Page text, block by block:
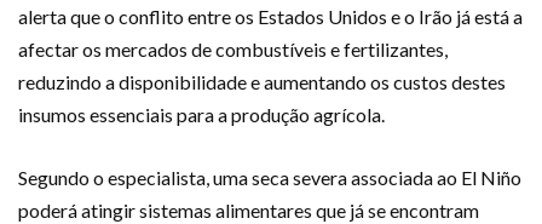
alerta que o conflito entre os Estados Unidos e o Irão já está a
afectar os mercados de combustíveis e fertilizantes,
reduzindo a disponibilidade e aumentando os custos destes
insumos essenciais para a produção agrícola.
Segundo o especialista, uma seca severa associada ao El Niño
poderá atingir sistemas alimentares que já se encontram